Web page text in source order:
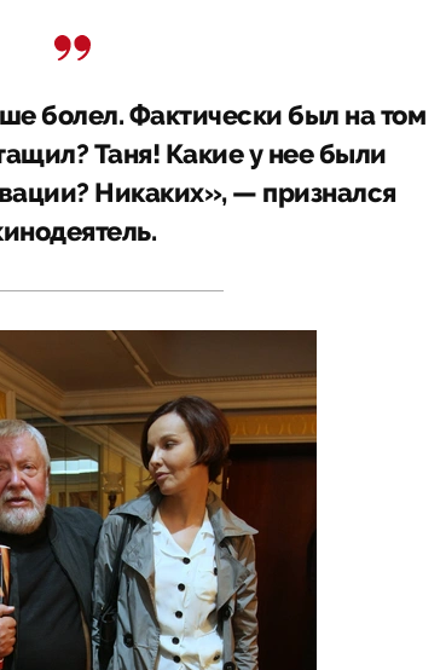
болел. Фактически был на том
Таня! Какие у нее были
Никаких», — признался